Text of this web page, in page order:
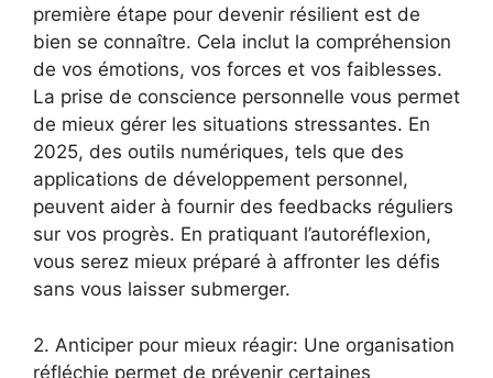
première étape pour devenir résilient est de
bien se connaître. Cela inclut la compréhension
de vos émotions, vos forces et vos faiblesses.
La prise de conscience personnelle vous permet
de mieux gérer les situations stressantes. En
2025, des outils numériques, tels que des
applications de développement personnel,
peuvent aider à fournir des feedbacks réguliers
sur vos progrès. En pratiquant l’autoréflexion,
vous serez mieux préparé à affronter les défis
sans vous laisser submerger.
2. Anticiper pour mieux réagir: Une organisation
réfléchie permet de prévenir certaines